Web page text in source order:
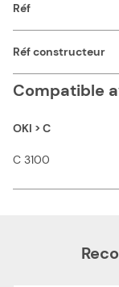
Réf
Réf constructeur
Compatible
OKI > C
C 3100